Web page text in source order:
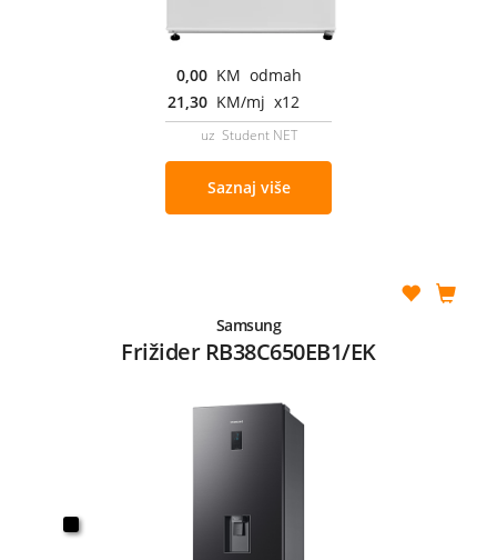
0,00 KM odmah
21,30 KM/mj x12
uz Student NET
Saznaj više
Samsung
Frižider RB38C650EB1/EK